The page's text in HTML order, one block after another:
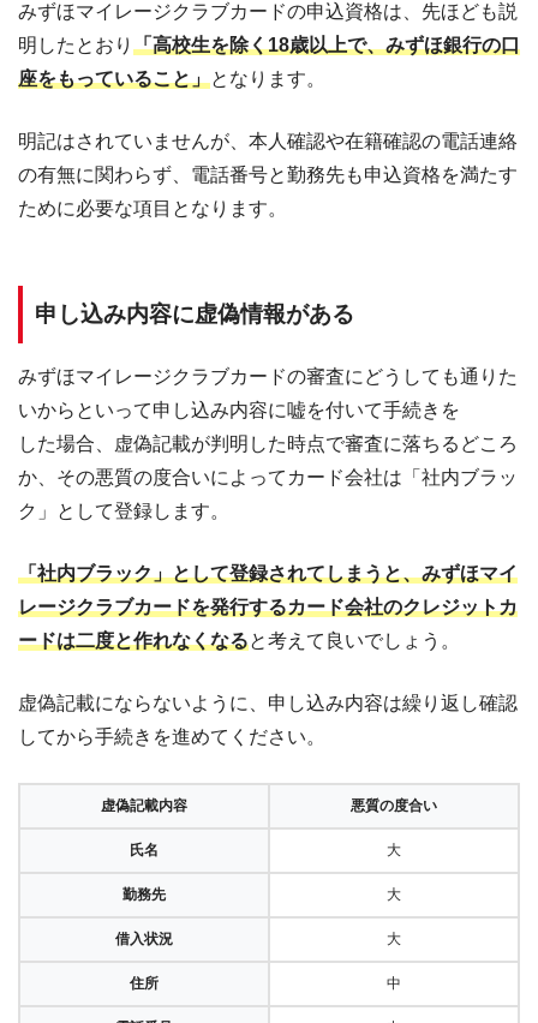
みずほマイレージクラブカードの申込資格は、先ほども説
明したとおり 「高校生を除く18歳以上で、みずほ銀行の口
座をもっていること」となります。
明記はされていませんが、本人確認や在籍確認の電話連絡
の有無に関わらず、電話番号と勤務先も申込資格を満たす
ために必要な項目となります。
申し込み内容に虚偽情報がある
みずほマイレージクラブカードの審査にどうしても通りた
いからといって申し込み内容に嘘を付いて手続きを
した場合、虚偽記載が判明した時点で審査に落ちるどころ
か、その悪質の度合いによってカード会社は「社内ブラッ
ク」として登録します。
「社内ブラック」として登録されてしまうと、みずほマイ
レージクラブカードを発行するカード会社のクレジットカ
ードは二度と作れなくなると考えて良いでしょう。
虚偽記載にならないように、申し込み内容は繰り返し確認
してから手続きを進めてください。
虚偽記載内容 悪質の度合い
氏名 大
勤務先 大
借入状況 大
住所 中